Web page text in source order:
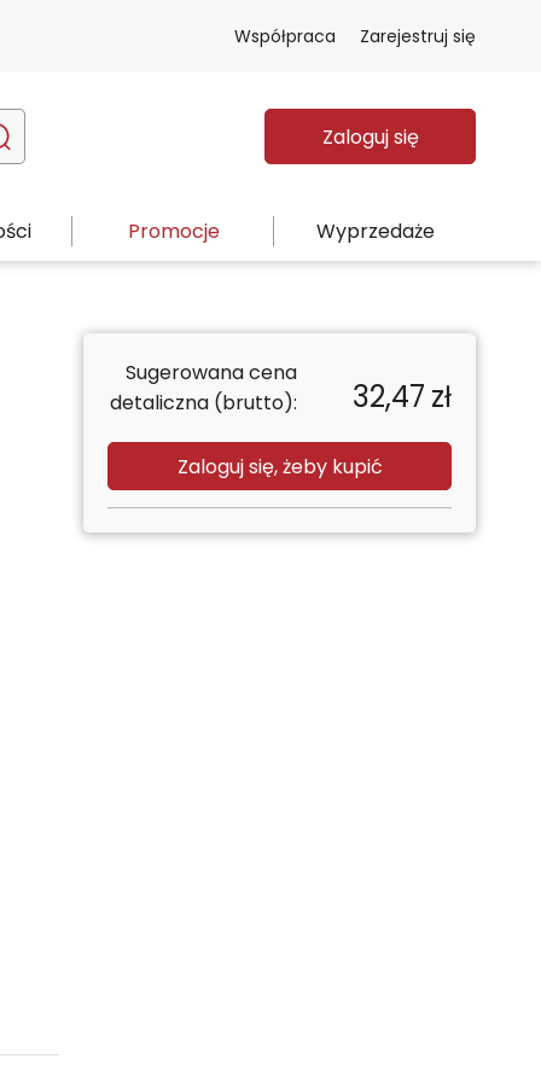
Współpraca Zarejestruj się
Zaloguj się
Promocje Wyprzedaże
Sugerowana cena
detaliczna (brutto):
32,47 zł
Zaloguj się, żeby kupić